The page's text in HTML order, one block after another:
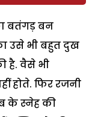
बतंगड़ बन
उसे भी बहुत दुख
है. वैसे भी
होते. फिर रजनी
के स्नेह की